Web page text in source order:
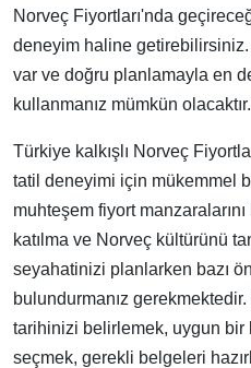
Norveç Fiyortları'nda
deneyim haline getirebilirsiniz.
var ve doğru planlamayla en
kullanmanız mümkün olacaktır.
Türkiye kalkışlı Norveç
tatil deneyimi için mükemmel
muhteşem fiyort
katılma ve Norveç kültürünü
seyahatinizi planlarken bazı
bulundurmanız
tarihinizi belirlemek, uygun bir
seçmek, gerekli belgeleri